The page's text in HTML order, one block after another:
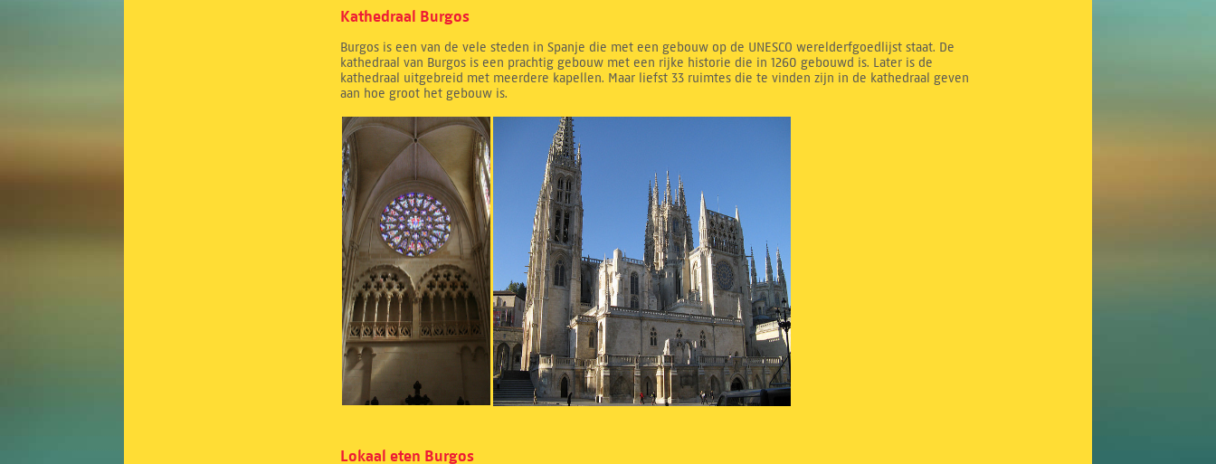
Kathedraal Burgos
Burgos is een van de vele steden in Spanje die met een gebouw op de UNESCO werelderfgoedlijst staat. De
kathedraal van Burgos is een prachtig gebouw met een rijke historie die in 1260 gebouwd is. Later is de
kathedraal uitgebreid met meerdere kapellen. Maar liefst 33 ruimtes die te vinden zijn in de kathedraal geven
aan hoe groot het gebouw is.
Lokaal eten Burgos